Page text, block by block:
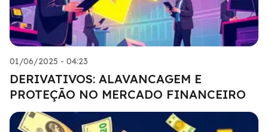
01/06/2025 - 04:23
DERIVATIVOS: ALAVANCAGEM E
PROTEÇÃO NO MERCADO FINANCEIRO